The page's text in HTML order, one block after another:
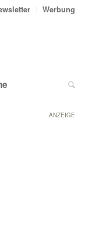
Werbung
ANZEIGE